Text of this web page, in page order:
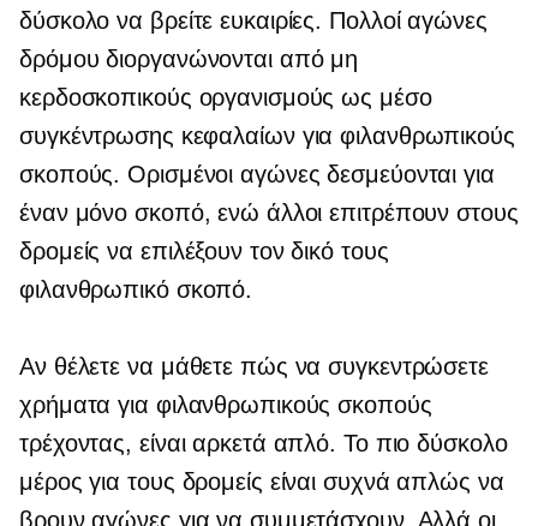
δύσκολο να βρείτε ευκαιρίες. Πολλοί αγώνες
δρόμου διοργανώνονται από μη
κερδοσκοπικούς οργανισμούς ως μέσο
συγκέντρωσης κεφαλαίων για φιλανθρωπικούς
σκοπούς. Ορισμένοι αγώνες δεσμεύονται για
έναν μόνο σκοπό, ενώ άλλοι επιτρέπουν στους
δρομείς να επιλέξουν τον δικό τους
φιλανθρωπικό σκοπό.
Αν θέλετε να μάθετε πώς να συγκεντρώσετε
χρήματα για φιλανθρωπικούς σκοπούς
τρέχοντας, είναι αρκετά απλό. Το πιο δύσκολο
μέρος για τους δρομείς είναι συχνά απλώς να
βρουν αγώνες για να συμμετάσχουν. Αλλά οι